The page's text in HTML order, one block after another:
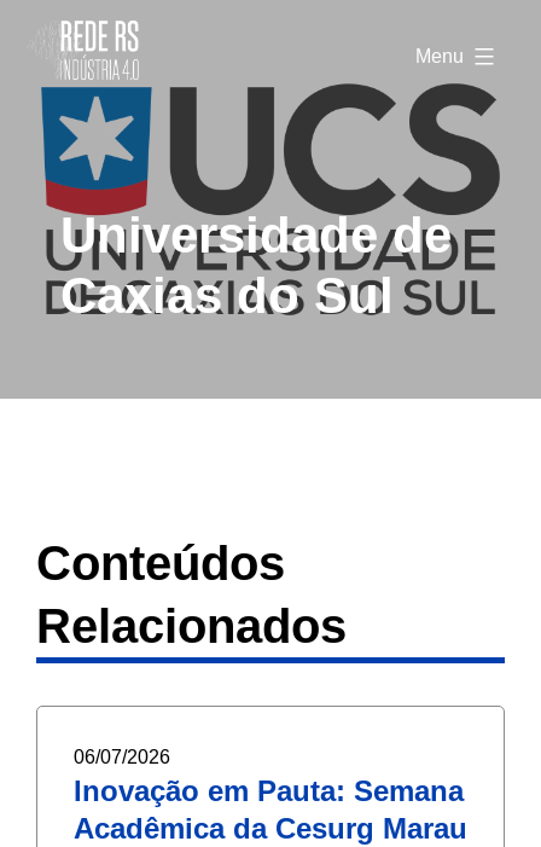
Rede
Indústria
4.0
Menu
Universidade de
Caxias do Sul
Conteúdos
Relacionados
06/07/2026
Inovação em Pauta: Semana
Acadêmica da Cesurg Marau